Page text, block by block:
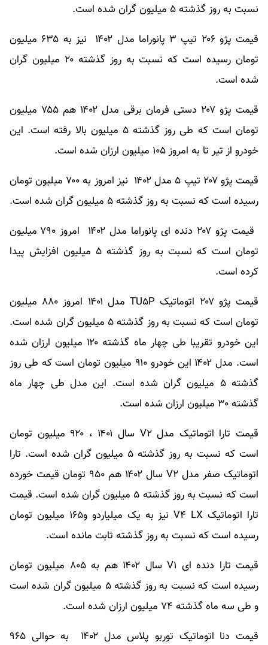
نسبت به روز گذشته ۵ میلیون گران شده است.
قیمت پژو ۲۰۶ تیپ ۳ پانوراما مدل ۱۴۰۲ نیز به ۶۳۵ میلیون
تومان رسیده است که نسبت به روز گذشته ۲۰ میلیون گران
شده است.
قیمت پژو ۲۰۷ دستی فرمان برقی مدل ۱۴۰۲ هم ۷۵۵ میلیون
تومان است که طی روز گذشته ۵ میلیون بالا رفته است. این
خودرو از تیر تا به امروز ۱۰۵ میلیون ارزان شده است.
قیمت پژو ۲۰۷ تیپ ۵ مدل ۱۴۰۲ نیز امروز به ۷۰۰ میلیون تومان
رسیده است که نسبت به روز گذشته ۵ میلیون گران شده است.
قیمت پژو ۲۰۷ دنده ای پانوراما مدل ۱۴۰۲ امروز ۷۹۰ میلیون
تومان است که نسبت به روز گذشته ۵ میلیون افزایش پیدا
کرده است.
قیمت پژو ۲۰۷ اتوماتیک TU۵P مدل ۱۴۰۱ امروز ۸۸۰ میلیون
تومان است که نسبت به روز گذشته ۵ میلیون گران شده است.
این خودرو تقریبا طی چهار ماه گذشته ۱۲۰ میلیون ارزان شده
است. مدل ۱۴۰۲ این خودرو ۹۱۰ میلیون تومان است که طی روز
گذشته ۵ میلیون گران شده است. این مدل طی چهار ماه
گذشته ۳۰ میلیون ارزان شده است.
قیمت تارا اتوماتیک مدل V۲ سال ۱۴۰۱ ، ۹۲۰ میلیون تومان
است که نسبت به روز گذشته ۵ میلیون گران شده است. تارا
اتوماتیک صفر مدل V۲ سال ۱۴۰۲ هم ۹۵۰ تومان قیمت خورده
است که نسبت به روز گذشته ۵ میلیون گران شده است. قیمت
تارا اتوماتیک V۴ LX نیز به یک میلیاردو و۱۶۵ میلیون تومان
رسیده است که نسبت به روز گذشته ثابت مانده است.
قیمت تارا دنده ای V۱ سال ۱۴۰۲ هم به ۸۰۵ میلیون تومان
رسیده است که نسبت به روز گذشته ۵ میلیون گران شده است
و طی سه ماه گذشته ۷۴ میلیون ارزان شده است.
قیمت دنا اتوماتیک توربو پلاس مدل ۱۴۰۲ به حوالی ۹۶۵